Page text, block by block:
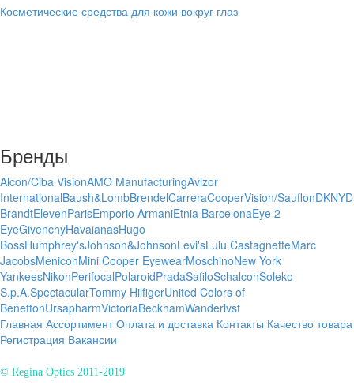
Косметические средства для кожи вокруг глаз
Бренды
Alcon/Ciba VisionAMO ManufacturingAvizor
InternationalBaush&LombBrendelCarreraCooperVision/SauflonDKNY
BrandtElevenParisEmporio ArmaniEtnia BarcelonaEye 2
EyeGivenchyHavaianasHugo
BossHumphrey'sJohnson&JohnsonLevi'sLulu CastagnetteMarc
JacobsMeniconMini Cooper EyewearMoschinoNew York
YankeesNikonPerifocalPolaroidPradaSafiloSchalconSoleko
S.p.A.SpectacularTommy HilfigerUnited Colors of
BenettonUrsapharmVictoriaBeckhamWanderlvst
Главная Ассортимент Оплата и доставка Контакты Качество товара
Регистрация Вакансии
© Regina Optics 2011-2019